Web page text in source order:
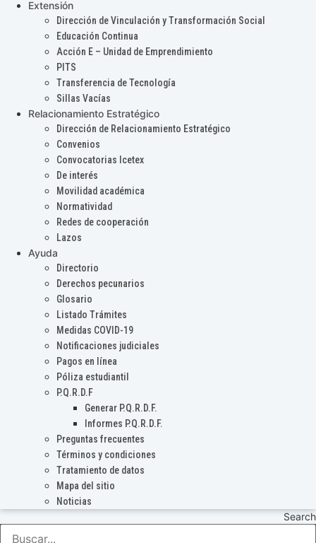
Extensión
Dirección de Vinculación y Transformación Social
Educación Continua
Acción E – Unidad de Emprendimiento
PITS
Transferencia de Tecnología
Sillas Vacías
Relacionamiento Estratégico
Dirección de Relacionamiento Estratégico
Convenios
Convocatorias Icetex
De interés
Movilidad académica
Normatividad
Redes de cooperación
Lazos
Ayuda
Directorio
Derechos pecunarios
Glosario
Listado Trámites
Medidas COVID-19
Notificaciones judiciales
Pagos en línea
Póliza estudiantil
P.Q.R.D.F
Generar P.Q.R.D.F.
Informes P.Q.R.D.F.
Preguntas frecuentes
Términos y condiciones
Tratamiento de datos
Mapa del sitio
Noticias
Search